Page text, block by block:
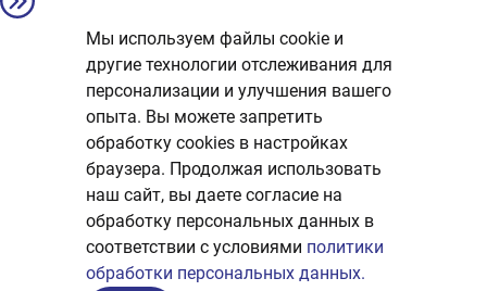
Мы используем файлы cookie и
другие технологии отслеживания для
персонализации и улучшения вашего
опыта. Вы можете запретить
обработку сookies в настройках
браузера. Продолжая использовать
наш сайт, вы даете согласие на
обработку персональных данных в
соответствии с условиями политики
обработки персональных данных.